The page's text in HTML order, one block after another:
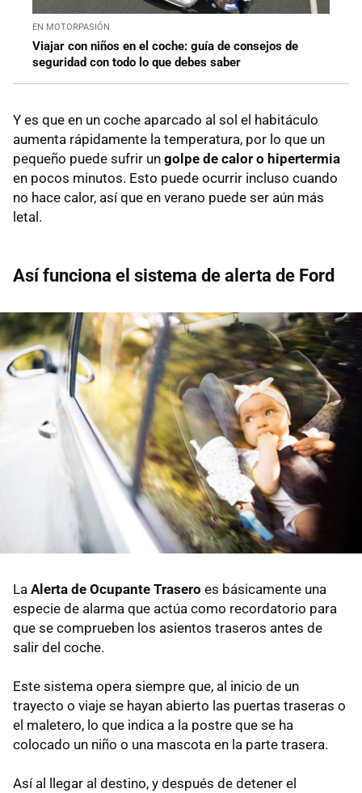
EN MOTORPASIÓN
Viajar con niños en el coche: guía de consejos de
seguridad con todo lo que debes saber
Y es que en un coche aparcado al sol el habitáculo
aumenta rápidamente la temperatura, por lo que un
pequeño puede sufrir un golpe de calor o hipertermia
en pocos minutos. Esto puede ocurrir incluso cuando
no hace calor, así que en verano puede ser aún más
letal.
Así funciona el sistema de alerta de Ford
La Alerta de Ocupante Trasero es básicamente una
especie de alarma que actúa como recordatorio para
que se comprueben los asientos traseros antes de
salir del coche.
Este sistema opera siempre que, al inicio de un
trayecto o viaje se hayan abierto las puertas traseras o
el maletero, lo que indica a la postre que se ha
colocado un niño o una mascota en la parte trasera.
Así al llegar al destino, y después de detener el